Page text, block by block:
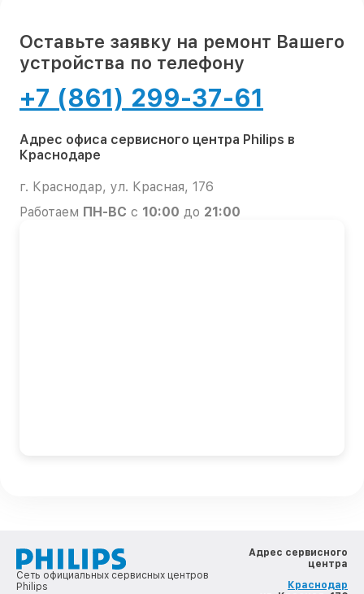
Оставьте заявку на ремонт Вашего
устройства по телефону
+7 (861) 299-37-61
Адрес офиса сервисного центра Philips в
Краснодаре
г. Краснодар, ул. Красная, 176
Работаем ПН-ВС с 10:00 до 21:00
Сеть официальных сервисных центров
Philips
Адрес сервисного
центра
Краснодар